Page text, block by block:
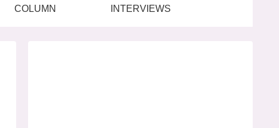
COLUMN INTERVIEWS